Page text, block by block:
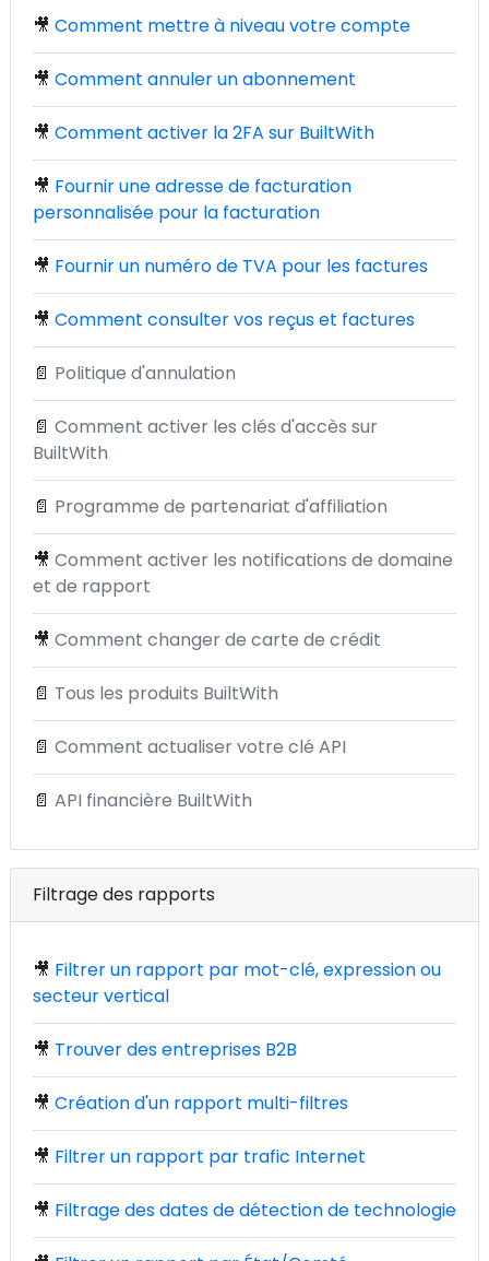
🎥 Comment mettre à niveau votre compte
🎥 Comment annuler un abonnement
🎥 Comment activer la 2FA sur BuiltWith
🎥 Fournir une adresse de facturation
personnalisée pour la facturation
🎥 Fournir un numéro de TVA pour les factures
🎥 Comment consulter vos reçus et factures
📄 Politique d'annulation
📄 Comment activer les clés d'accès sur
BuiltWith
📄 Programme de partenariat d'affiliation
🎥 Comment activer les notifications de domaine
et de rapport
🎥 Comment changer de carte de crédit
📄 Tous les produits BuiltWith
📄 Comment actualiser votre clé API
📄 API financière BuiltWith
Filtrage des rapports
🎥 Filtrer un rapport par mot-clé, expression ou
secteur vertical
🎥 Trouver des entreprises B2B
🎥 Création d'un rapport multi-filtres
🎥 Filtrer un rapport par trafic Internet
🎥 Filtrage des dates de détection de technologie